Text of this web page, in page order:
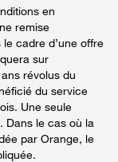
en
remise
cadre d’une offre
sur
révolus du
du service
Une seule
Dans le cas où la
par Orange, le